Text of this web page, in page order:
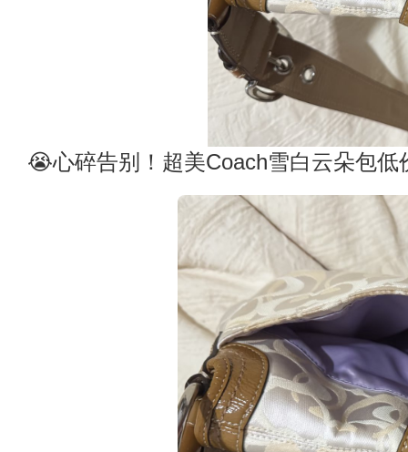
😭心碎告别！超美Coach雪白云朵包低